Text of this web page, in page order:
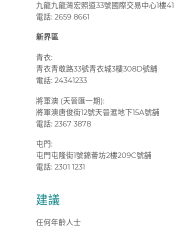
九龍九龍灣宏照道33號國際交易中心1樓41
電話: 2659 8661
新界區
青衣:
青衣青敬路33號青衣城3樓308D號舖
電話: 24341233
將軍澳 (天晉匯一期):
將軍澳唐俊街12號天晉滙地下15A號舖
電話: 2367 3878
屯門:
屯門屯隆街1號錦薈坊2樓209C號舖
電話: 2301 1231
建議
任何年齡人士